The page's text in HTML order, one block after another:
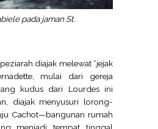
pada jaman St.
diajak melewat “jejak
mulai dari gereja
kudus dari Lourdes ini
diajak menyusuri lorong-
Cachot—bangunan rumah